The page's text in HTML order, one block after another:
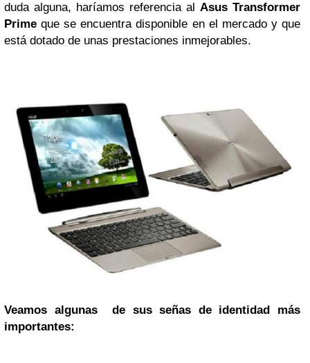
duda alguna, haríamos referencia al Asus Transformer
Prime que se encuentra disponible en el mercado y que
está dotado de unas prestaciones inmejorables.
Veamos algunas de sus señas de identidad más
importantes: